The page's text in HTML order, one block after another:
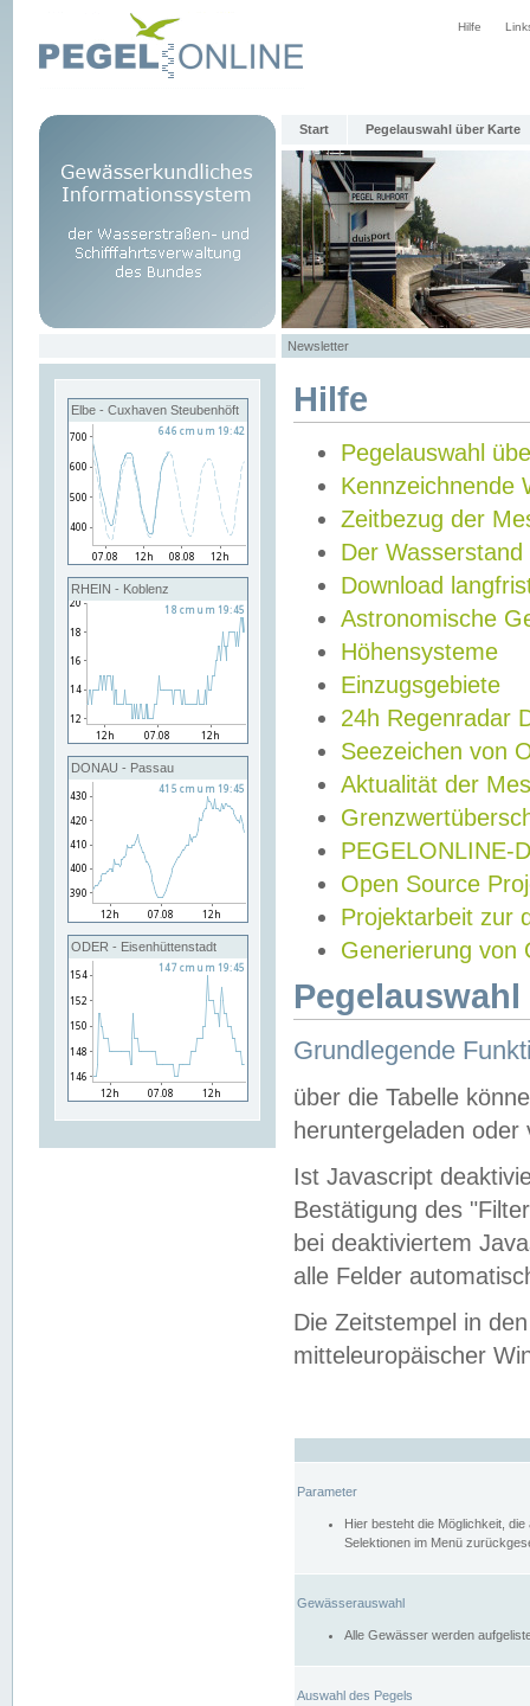
Hilfe
Start Pegelauswahl über Karte
Newsletter
Elbe - Cuxhaven Steubenhöft
RHEIN - Koblenz
DONAU - Passau
ODER - Eisenhüttenstadt
Hilfe
Pegelauswahl
Kennzeichnende
Zeitbezug der
Der Wasserstand
Download
Astronomische
Höhensysteme
Einzugsgebiete
24h Regenradar
Seezeichen von
Aktualität der
PEGELONLINE-
Open Source
Projektarbeit zur
Generierung von
Grundlegende
über die Tabelle
heruntergeladen oder
Ist Javascript
Bestätigung des
bei deaktiviertem
alle Felder
Die Zeitstempel in
mitteleuropäischer
Parameter
Hier besteht die Möglichkeit,
Selektionen im Menü
Gewässerauswahl
Alle Gewässer werden
Auswahl des Pegels